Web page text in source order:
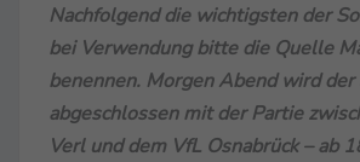
Nachfolgend die wichtigsten der
bei Verwendung bitte die Quelle
benennen. Morgen Abend wird
abgeschlossen mit der Partie
Verl und dem VfL Osnabrück – ab